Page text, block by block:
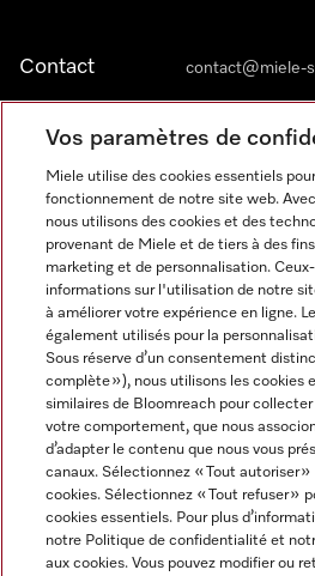
Contact contact@miele-
Langue
FRANÇAIS
Informations légales
CGV
Protection des données
Miele sur Facebook
Miele sur Youtube
Miele sur Instagram
Miele sur
Vos paramètres de
Miele utilise des cookies essentiels
fonctionnement de notre site web.
nous utilisons des cookies et des
provenant de Miele et de tiers à des
marketing et de personnalisation.
informations sur l'utilisation de notre
à améliorer votre expérience en ligne.
également utilisés pour la
Sous réserve d’un consentement
complète »), nous utilisons les cookies
similaires de Bloomreach pour
votre comportement, que nous
d’adapter le contenu que nous vous
canaux. Sélectionnez « Tout autoriser
cookies. Sélectionnez « Tout refuser »
cookies essentiels. Pour plus
notre Politique de confidentialité et
aux cookies. Vous pouvez modifier ou